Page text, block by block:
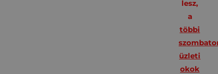
lesz,
a
többi
üzleti
okok